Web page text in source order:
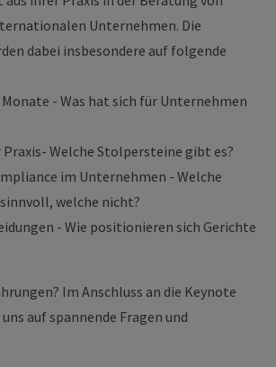
Unternehmen. Die
dabei insbesondere auf folgende
- Was hat sich für Unternehmen
Praxis- Welche Stolpersteine gibt es?
im Unternehmen - Welche
welche nicht?
- Wie positionieren sich Gerichte
Im Anschluss an die Keynote
auf spannende Fragen und